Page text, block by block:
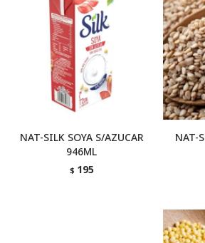
NAT-SILK SOYA S/AZUCAR
946ML
$ 195
NAT-